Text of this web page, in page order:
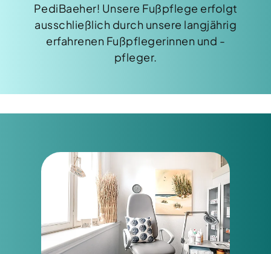
PediBaeher! Unsere Fußpflege erfolgt
ausschließlich durch unsere langjährig
erfahrenen Fußpflegerinnen und -
pfleger.